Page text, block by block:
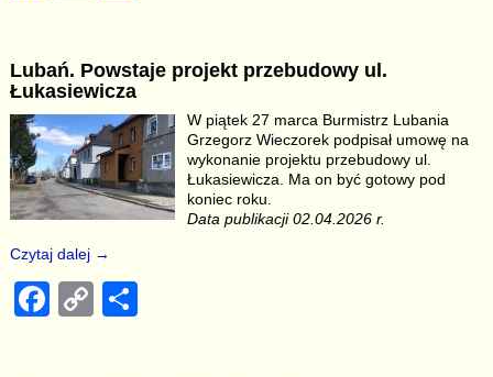
e
b
o
o
k
y
Li
n
k
e
Lubań. Powstaje projekt przebudowy ul.
Łukasiewicza
W piątek 27 marca Burmistrz Lubania
Grzegorz Wieczorek podpisał umowę na
wykonanie projektu przebudowy ul.
Łukasiewicza. Ma on być gotowy pod
koniec roku.
Data publikacji 02.04.2026 r.
Czytaj dalej →
F C S